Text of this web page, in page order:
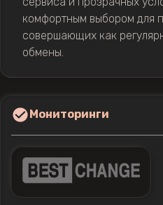
комфортным выбором для
совершающих как
обмены.
Мониторинги